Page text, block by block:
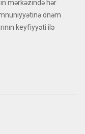
mərkəzində hər
önəm
keyfiyyəti ilə